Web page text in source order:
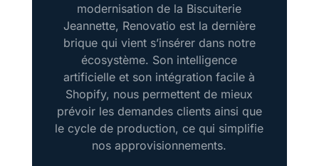
modernisation de la Biscuiterie
Jeannette, Renovatio est la dernière
brique qui vient s’insérer dans notre
écosystème. Son intelligence
artificielle et son intégration facile à
Shopify, nous permettent de mieux
prévoir les demandes clients ainsi que
le cycle de production, ce qui simplifie
nos approvisionnements.